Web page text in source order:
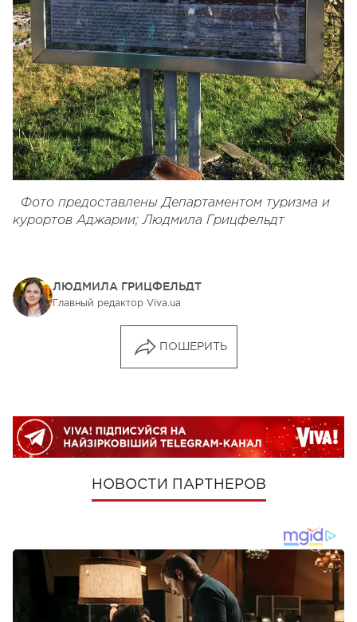
Фото предоставлены Департаментом туризма и
курортов Аджарии; Людмила Грицфельдт
ЛЮДМИЛА ГРИЦФЕЛЬДТ
Главный редактор Viva.ua
ПОШЕРИТЬ
НОВОСТИ ПАРТНЕРОВ